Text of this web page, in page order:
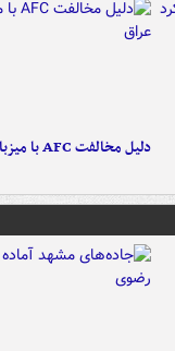
دلیل مخالفت AFC با میزبانی آبی‌ها در عراق